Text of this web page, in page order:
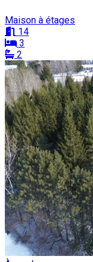
Maison à étages
14
3
2